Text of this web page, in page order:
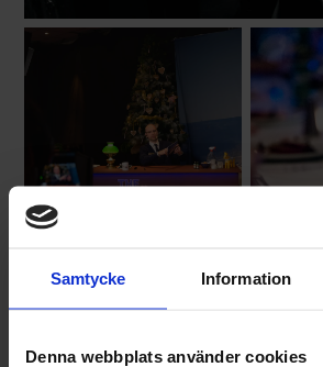
Samtycke Information
Denna webbplats använder cookies
Tillsammans med OKQ8, Q8 och
samarbetspartners genomförde vi
uppskattades av deltagarna och
stärka sammanhållningen över